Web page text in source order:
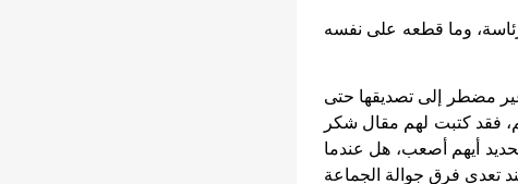
وما قطعه على نفسه
مضطر إلى تصديقها حتى
فقد كتبت لهم مقال شكر
أيهم أصعب، هل عندما
تعدى فرق جوالة الجماعة